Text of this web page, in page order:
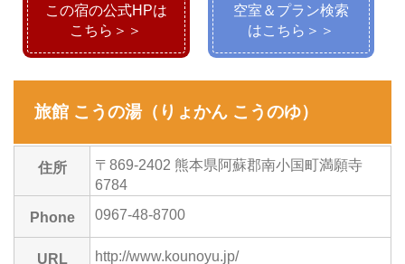
この宿の公式HPは
こちら＞＞
空室＆プラン検索
はこちら＞＞
旅館 こうの湯（りょかん こうのゆ）
住所
〒869-2402 熊本県阿蘇郡南小国町満願寺
6784
Phone 0967-48-8700
URL http://www.kounoyu.jp/